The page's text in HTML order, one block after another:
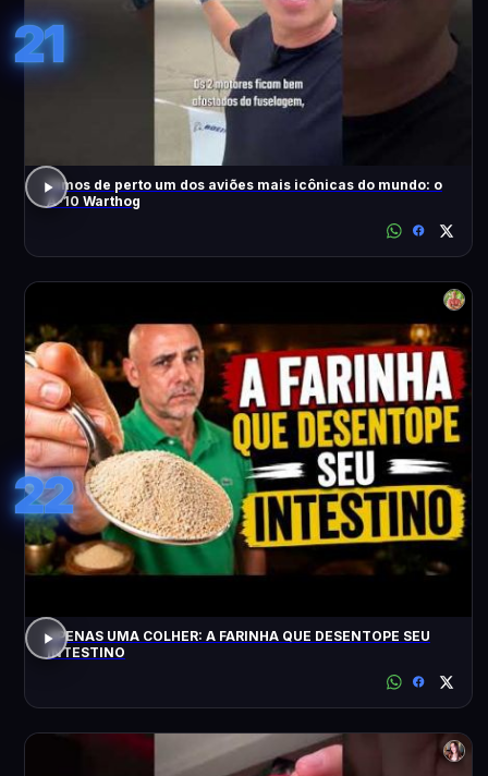
21
Vimos de perto um dos aviões mais icônicas do mundo: o
A-10 Warthog
22
APENAS UMA COLHER: A FARINHA QUE DESENTOPE SEU
INTESTINO